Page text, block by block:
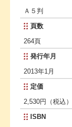
Ａ５判
頁数
264頁
発行年月
2013年1月
定価
2,530円（税込）
ISBN